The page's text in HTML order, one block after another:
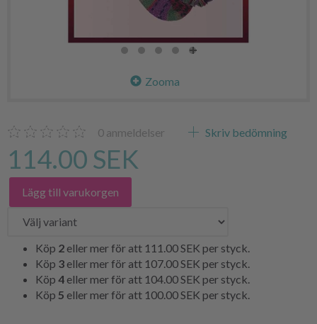
Zooma
0 anmeldelser Skriv bedömning
114.00 SEK
Lägg till varukorgen
Köp 2 eller mer för att 111.00 SEK per styck.
Köp 3 eller mer för att 107.00 SEK per styck.
Köp 4 eller mer för att 104.00 SEK per styck.
Köp 5 eller mer för att 100.00 SEK per styck.